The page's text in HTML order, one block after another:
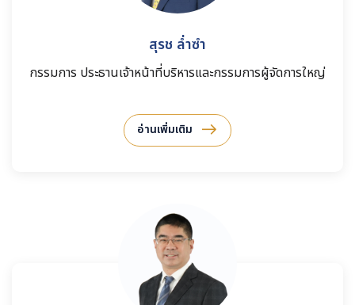
สุรช ล่ำซำ
กรรมการ ประธานเจ้าหน้าที่บริหารและกรรมการผู้จัดการใหญ่
อ่านเพิ่มเติม